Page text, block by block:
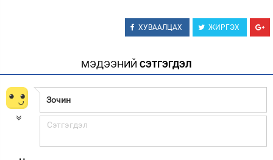
ХУВААЛЦАХ ЖИРГЭХ
МЭДЭЭНИЙ СЭТГЭГДЭЛ